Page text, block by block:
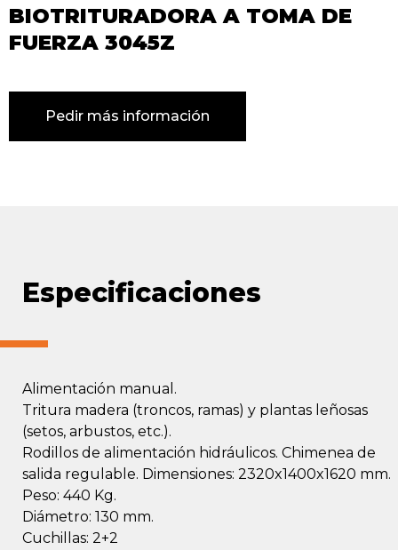
BIOTRITURADORA A TOMA DE
FUERZA 3045Z
Pedir más información
Especificaciones
Alimentación manual.
Tritura madera (troncos, ramas) y plantas leñosas
(setos, arbustos, etc.).
Rodillos de alimentación hidráulicos. Chimenea de
salida regulable. Dimensiones: 2320x1400x1620 mm.
Peso: 440 Kg.
Diámetro: 130 mm.
Cuchillas: 2+2